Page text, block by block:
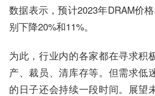
数据表示，预计2023年DRAM价
别下降20%和11%。
为此，行业内的各家都在寻求积
产、裁员、清库存等。但需求低
的日子还会持续一段时间。展望